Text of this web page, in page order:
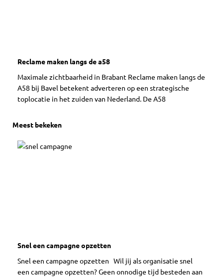
Reclame maken langs de a58
Maximale zichtbaarheid in Brabant Reclame maken langs de
A58 bij Bavel betekent adverteren op een strategische
toplocatie in het zuiden van Nederland. De A58
Meest bekeken
Snel een campagne opzetten
Snel een campagne opzetten Wil jij als organisatie snel
een campagne opzetten? Geen onnodige tijd besteden aan